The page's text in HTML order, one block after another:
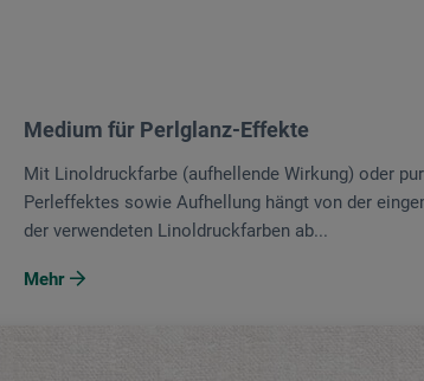
Medium für Perlglanz-Effekte
Mit Linoldruckfarbe (aufhellende Wirkung) oder
Perleffektes sowie Aufhellung hängt von der
der verwendeten Linoldruckfarben ab...
Mehr